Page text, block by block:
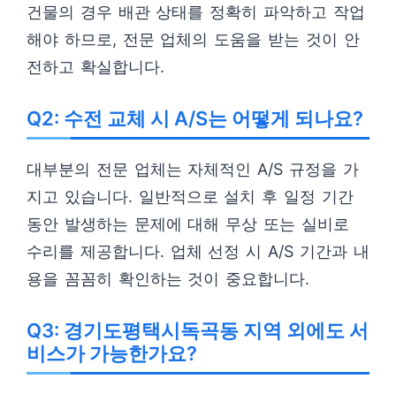
건물의 경우 배관 상태를 정확히 파악하고 작업
해야 하므로, 전문 업체의 도움을 받는 것이 안
전하고 확실합니다.
Q2: 수전 교체 시 A/S는 어떻게 되나요?
대부분의 전문 업체는 자체적인 A/S 규정을 가
지고 있습니다. 일반적으로 설치 후 일정 기간
동안 발생하는 문제에 대해 무상 또는 실비로
수리를 제공합니다. 업체 선정 시 A/S 기간과 내
용을 꼼꼼히 확인하는 것이 중요합니다.
Q3: 경기도평택시독곡동 지역 외에도 서
비스가 가능한가요?